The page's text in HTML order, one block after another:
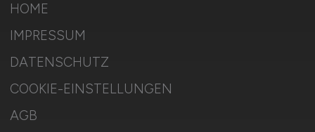
HOME
IMPRESSUM
DATENSCHUTZ
COOKIE-EINSTELLUNGEN
AGB